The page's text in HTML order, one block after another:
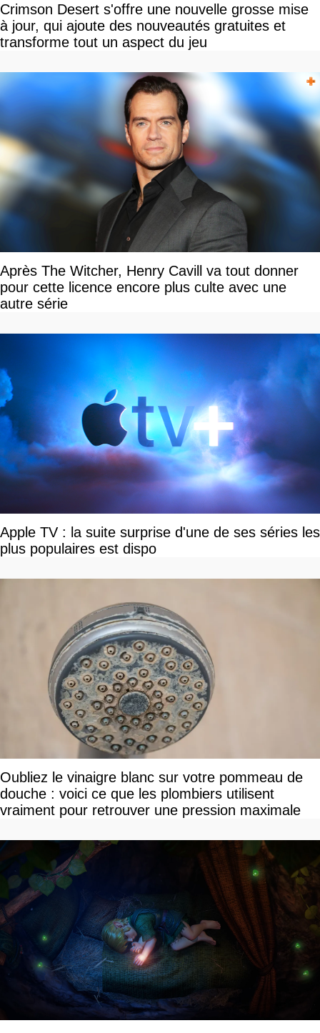
Crimson Desert s'offre une nouvelle grosse mise
à jour, qui ajoute des nouveautés gratuites et
transforme tout un aspect du jeu
Après The Witcher, Henry Cavill va tout donner
pour cette licence encore plus culte avec une
autre série
Apple TV : la suite surprise d'une de ses séries les
plus populaires est dispo
Oubliez le vinaigre blanc sur votre pommeau de
douche : voici ce que les plombiers utilisent
vraiment pour retrouver une pression maximale